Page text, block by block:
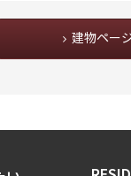
ース
す
ら探す
FIRST
録
からご契約まで
向け】当社仲介
建物ペー